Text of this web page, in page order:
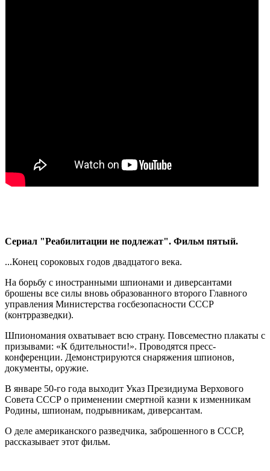
Сериал "Реабилитации не подлежат". Фильм пятый.
...Конец сороковых годов двадцатого века.
На борьбу с иностранными шпионами и диверсантами
брошены все силы вновь образованного второго Главного
управления Министерства госбезопасности СССР
(контрразведки).
Шпиономания охватывает всю страну. Повсеместно плакаты с
призывами: «К бдительности!». Проводятся пресс-
конференции. Демонстрируются снаряжения шпионов,
документы, оружие.
В январе 50-го года выходит Указ Президиума Верхового
Совета СССР о применении смертной казни к изменникам
Родины, шпионам, подрывникам, диверсантам.
О деле американского разведчика, заброшенного в СССР,
рассказывает этот фильм.